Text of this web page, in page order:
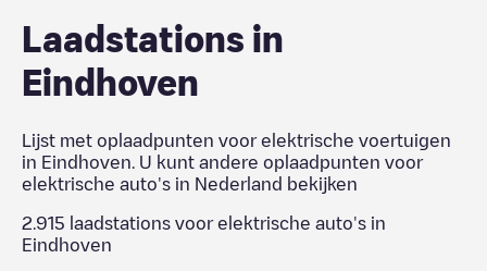
Laadstations in
Eindhoven
Lijst met oplaadpunten voor elektrische voertuigen
in Eindhoven . U kunt andere oplaadpunten voor
elektrische auto's in Nederland bekijken
2.915 laadstations voor elektrische auto's in
Eindhoven